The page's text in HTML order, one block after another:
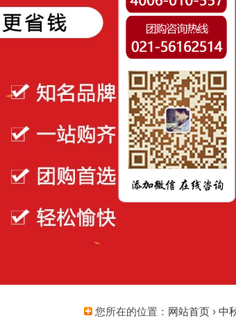
您所在的位置： 网站首页 › 中